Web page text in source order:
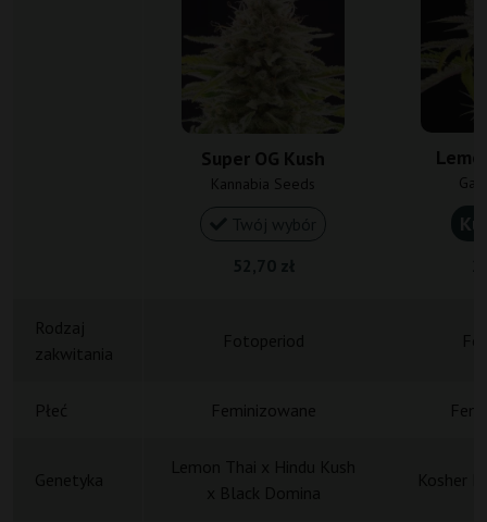
Super OG Kush
Kannabia Seeds
Płeć Feminizowane